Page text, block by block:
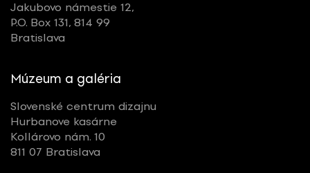
Jakubovo námestie 12,
P.O. Box 131, 814 99
Bratislava
Múzeum a galéria
Slovenské centrum dizajnu
Hurbanove kasárne
Kollárovo nám. 10
811 07 Bratislava